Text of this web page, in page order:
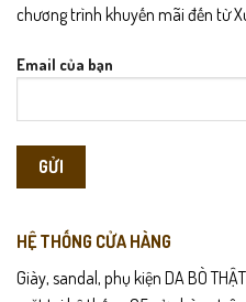
Chất liệu vải thun cá sấu cao
chương trình khuyến mãi đến từ
Email của bạn
HỆ THỐNG CỬA HÀNG
Giày, sandal, phụ kiện DA BÒ